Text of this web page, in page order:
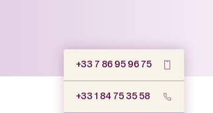
+33 7 86 95 96 75
+33 1 84 75 35 58